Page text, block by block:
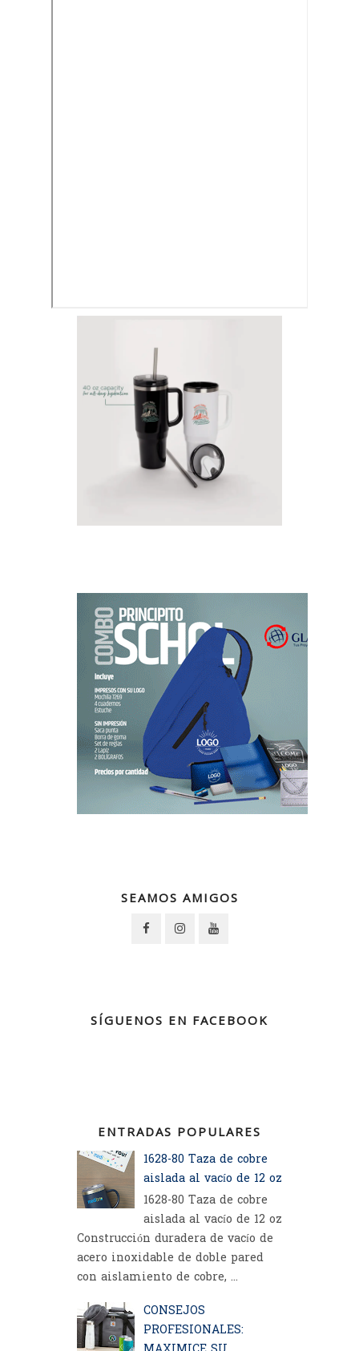
SEAMOS AMIGOS
SÍGUENOS EN FACEBOOK
ENTRADAS POPULARES
1628-80 Taza de cobre
aislada al vacío de 12 oz
1628-80 Taza de cobre
aislada al vacío de 12 oz
Construcción duradera de vacío de
acero inoxidable de doble pared
con aislamiento de cobre, ...
CONSEJOS
PROFESIONALES: